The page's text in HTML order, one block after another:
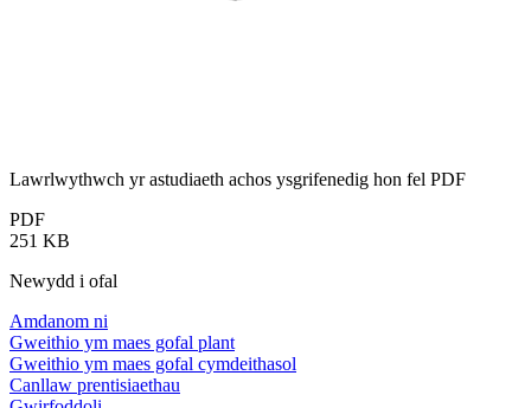
Lawrlwythwch yr astudiaeth achos ysgrifenedig hon fel PDF
PDF
251 KB
Newydd i ofal
Amdanom ni
Gweithio ym maes gofal plant
Gweithio ym maes gofal cymdeithasol
Canllaw prentisiaethau